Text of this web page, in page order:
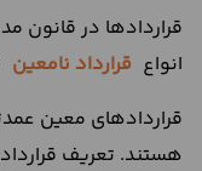
قراردادها در قانون
انواع قرارداد نامعین
قراردادهای معین
هستند. تعریف